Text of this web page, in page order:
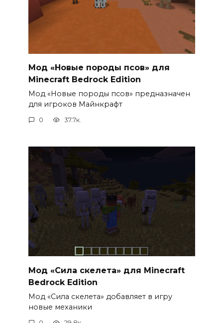
Мод «Новые породы псов» для
Minecraft Bedrock Edition
Мод «Новые породы псов» предназначен
для игроков Майнкрафт
0 37.7к.
Мод «Сила скелета» для Minecraft
Bedrock Edition
Мод «Сила скелета» добавляет в игру
новые механики